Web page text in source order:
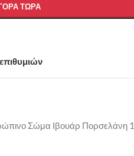
ΤΏΡΑ
Σώμα Ιβουάρ Πορσελάνη